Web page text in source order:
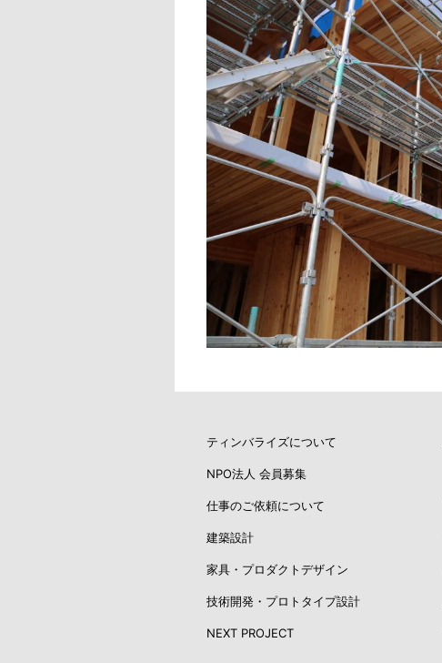
ティンバライズについて
NPO法人 会員募集
仕事のご依頼について
建築設計
家具・プロダクトデザイン
技術開発・プロトタイプ設計
NEXT PROJECT